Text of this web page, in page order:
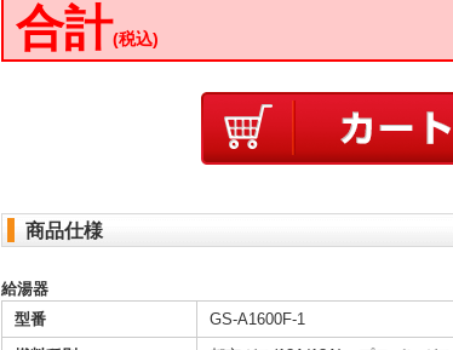
合計(税込)
商品仕様
給湯器
型番
GS-A1600F-1